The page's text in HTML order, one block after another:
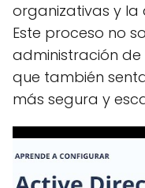
organizativas y la
Este proceso no
administración de
que también
más segura y